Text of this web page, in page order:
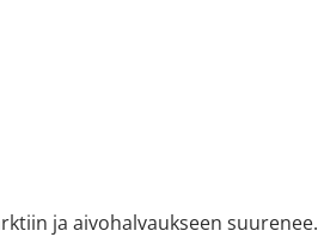
ja aivohalvaukseen suurenee.